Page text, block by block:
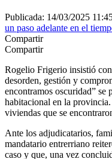
Publicada: 14/03/2025
un paso adelante en el
Compartir
Compartir
Rogelio Frigerio insistió
desorden, gestión y
encontramos oscuridad” se
habitacional en la
viviendas que se
Ante los adjudicatarios,
mandatario entrerriano
caso y que, una vez